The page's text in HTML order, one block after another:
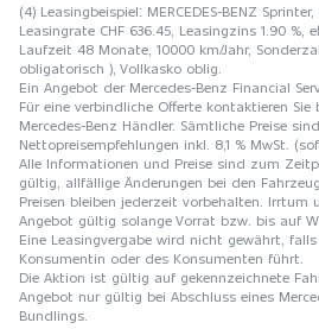
(4) Leasingbeispiel: MERCEDES-BENZ
Leasingrate CHF 636.45, Leasingzins 1.90 %,
Laufzeit 48 Monate, 10000 km/Jahr,
obligatorisch ), Vollkasko oblig.
Ein Angebot der Mercedes-Benz Financial
Für eine verbindliche Offerte kontaktieren
Mercedes-Benz Händler. Sämtliche Preise
Nettopreisempfehlungen inkl. 8,1 % MwSt.
Alle Informationen und Preise sind zum
gültig, allfällige Änderungen bei den
Preisen bleiben jederzeit vorbehalten. Irrtum
Angebot gültig solange Vorrat bzw. bis auf
Eine Leasingvergabe wird nicht gewährt,
Konsumentin oder des Konsumenten führt.
Die Aktion ist gültig auf gekennzeichnete
Angebot nur gültig bei Abschluss eines
Bundlings.